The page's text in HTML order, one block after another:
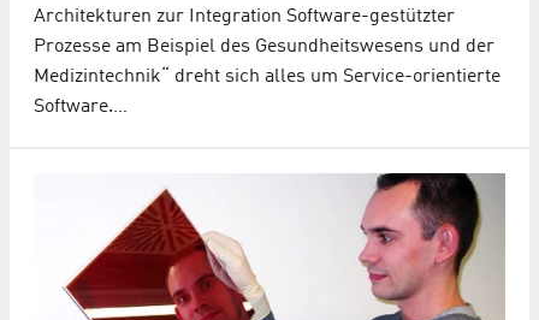
Architekturen zur Integration Software-gestützter
Prozesse am Beispiel des Gesundheitswesens und der
Medizintechnik“ dreht sich alles um Service-orientierte
Software.…